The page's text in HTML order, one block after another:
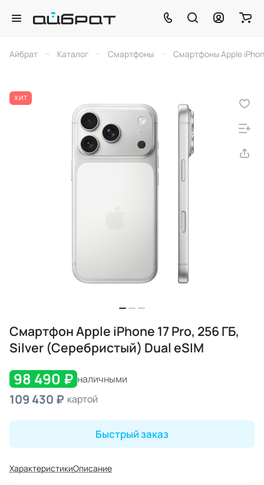
Айбрат – Каталог – Смартфоны – Смартфоны Apple
ХИТ
Смартфон Apple iPhone 17 Pro, 256 ГБ,
Silver (Серебристый) Dual eSIM
98 490 ₽ наличными
109 430 ₽ картой
Быстрый заказ
ХарактеристикиОписание